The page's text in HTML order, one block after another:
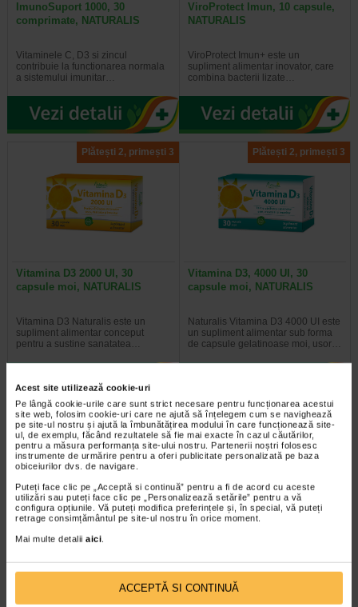
Acest site utilizează cookie-uri
Pe lângă cookie-urile care sunt strict necesare pentru funcționarea acestui
site web, folosim cookie-uri care ne ajută să înțelegem cum se navighează
pe site-ul nostru și ajută la îmbunătățirea modului în care funcționează site-
ul, de exemplu, făcând rezultatele să fie mai exacte în cazul căutărilor,
pentru a măsura performanța site-ului nostru. Partenerii noștri folosesc
instrumente de urmărire pentru a oferi publicitate personalizată pe baza
obiceiurilor dvs. de navigare.
Puteți face clic pe „Acceptă si continuă” pentru a fi de acord cu aceste
utilizări sau puteți face clic pe „Personalizează setările” pentru a vă
configura opțiunile. Vă puteți modifica preferințele și, în special, vă puteți
retrage consimțământul pe site-ul nostru în orice moment.
Mai multe detalii aici.
ACCEPTĂ SI CONTINUĂ
ImunoSuport 1000, 30
comprimate, NATURALIS
Vitaminele C, D3 si zincul
contribuie la functionarea normala
a sistemului imunitar…
ViroProtect Imun, 10 capsule,
NATURALIS
ViroProtect Imun+ este un
supliment alimentar inovator, care
combina bacterii lizate…
Plătești 2, primești 3
Vitamina D3 2000 UI, 30
capsule moi, NATURALIS
Vitamina D3 Naturalis este un
supliment alimentar conceput
pentru a sustine sanatatea…
Plătești 2, primești 3
Vitamina D3, 4000 UI, 30
capsule moi, NATURALIS
Naturalis Vitamina D3 4000 UI este
un supliment alimentar sub forma
de capsule gelatinoase moi, usor…
Plătești 2, primești 3
Tonico junior 10 monodoze, 12
TONICO Junior este un supliment
Plătești 2, primești 3
Naturalis Vitamina C este un